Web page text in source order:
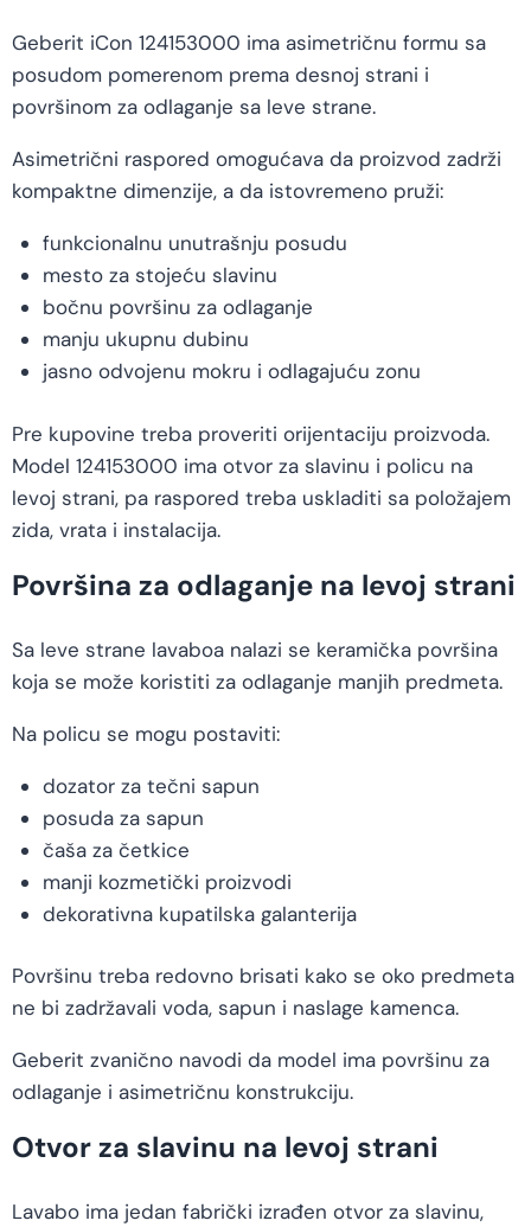
Geberit iCon 124153000 ima asimetričnu formu sa
posudom pomerenom prema desnoj strani i
površinom za odlaganje sa leve strane.
Asimetrični raspored omogućava da proizvod zadrži
kompaktne dimenzije, a da istovremeno pruži:
funkcionalnu unutrašnju posudu
mesto za stojeću slavinu
bočnu površinu za odlaganje
manju ukupnu dubinu
jasno odvojenu mokru i odlagajuću zonu
Pre kupovine treba proveriti orijentaciju proizvoda.
Model 124153000 ima otvor za slavinu i policu na
levoj strani, pa raspored treba uskladiti sa položajem
zida, vrata i instalacija.
Površina za odlaganje na levoj strani
Sa leve strane lavaboa nalazi se keramička površina
koja se može koristiti za odlaganje manjih predmeta.
Na policu se mogu postaviti:
dozator za tečni sapun
posuda za sapun
čaša za četkice
manji kozmetički proizvodi
dekorativna kupatilska galanterija
Površinu treba redovno brisati kako se oko predmeta
ne bi zadržavali voda, sapun i naslage kamenca.
Geberit zvanično navodi da model ima površinu za
odlaganje i asimetričnu konstrukciju.
Otvor za slavinu na levoj strani
Lavabo ima jedan fabrički izrađen otvor za slavinu,